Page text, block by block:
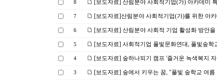
8 [보도자료] 산림분야 사회적기업(가) 아카데미
7 [보도자료]산림분야 사회적기업(가)를 위한 아
6 [보도자료] 산림분야 사회적 기업 활성화 방안
5 [보도자료] 사회적기업 풀빛문화연대, 풀빛숲학
4 [보도자료] 숲하나되기 캠프 '즐거운 녹색복지
3 [보도자료] 숲에서 키우는 꿈, "풀빛 숲학교 여름